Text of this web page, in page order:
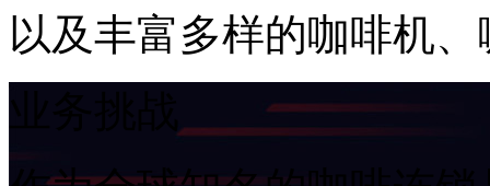
以及丰富多样的咖啡机